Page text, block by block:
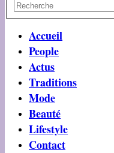
Accueil
People
Actus
Traditions
Mode
Beauté
Lifestyle
Contact